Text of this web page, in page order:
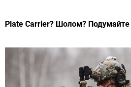
Plate Carrier? Шолом?